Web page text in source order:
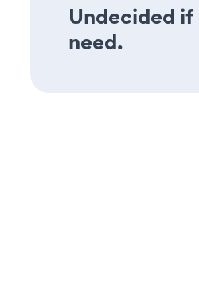
Undecided if
need.